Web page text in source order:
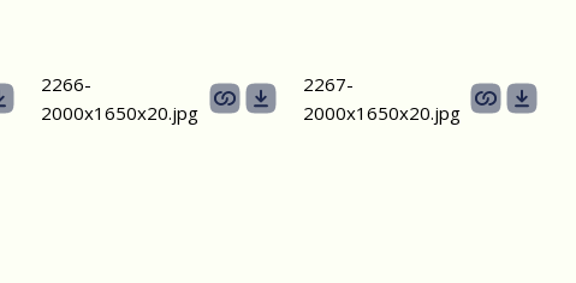
2266-
2000х1650х20.jpg
2267-
2000х1650х20.jpg